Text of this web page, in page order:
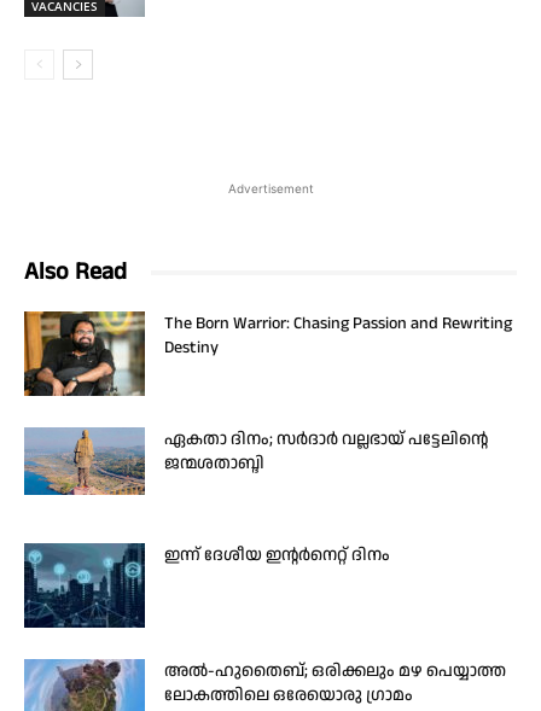
VACANCIES
Advertisement
Also Read
The Born Warrior: Chasing Passion and Rewriting
Destiny
ഏകതാ ദിനം; സർദാർ വല്ലഭായ് പട്ടേലിന്റെ
ജന്മശതാബ്ദി
ഇന്ന് ദേശീയ ഇന്റർനെറ്റ് ദിനം
അൽ-ഹുതൈബ്; ഒരിക്കലും മഴ പെയ്യാത്ത
ലോകത്തിലെ ഒരേയൊരു ഗ്രാമം